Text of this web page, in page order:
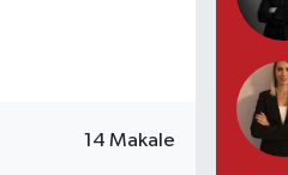
14 Makale